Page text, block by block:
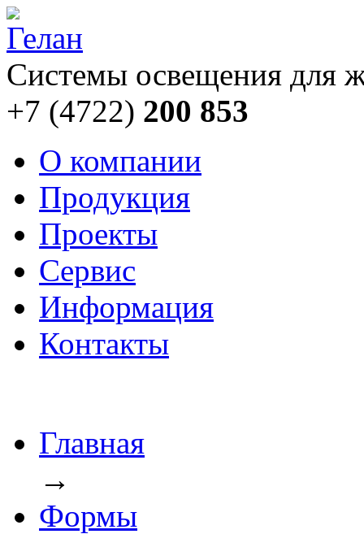
Системы освещения для
+7 (4722) 200 853
О компании
Продукция
Проекты
Сервис
Информация
Контакты
Главная
→
Формы